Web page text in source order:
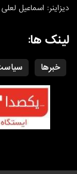
دیزاینر: اسماعیل لعلی
لینک ها:
خبرها سیاست